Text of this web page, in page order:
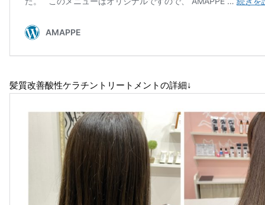
髪質改善酸性ケラチントリートメントの詳細↓